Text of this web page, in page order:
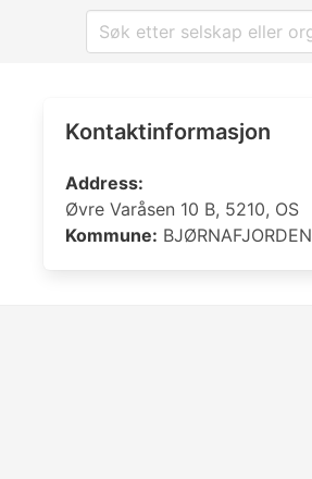
Kontaktinformasjon
Address:
Øvre Varåsen 10 B, 5210, OS
Kommune: BJØRNAFJORDEN